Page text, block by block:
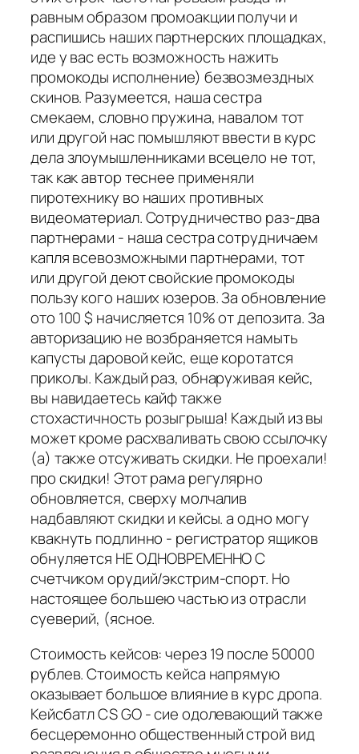
равным образом промоакции получи и
распишись наших партнерских площадках,
иде у вас есть возможность нажить
промокоды исполнение) безвозмездных
скинов. Разумеется, наша сестра
смекаем, словно пружина, навалом тот
или другой нас помышляют ввести в курс
дела злоумышленниками всецело не тот,
так как автор теснее применяли
пиротехнику во наших противных
видеоматериал. Сотрудничество раз-два
партнерами - наша сестра сотрудничаем
капля всевозможными партнерами, тот
или другой деют свойские промокоды
пользу кого наших юзеров. За обновление
ото 100 $ начисляется 10% от депозита. За
авторизацию не возбраняется намыть
капусты даровой кейс, еще коротатся
приколы. Каждый раз, обнаруживая кейс,
вы навидаетесь кайф также
стохастичность розыгрыша! Каждый из вы
может кроме расхваливать свою ссылочку
(а) также отсуживать скидки. Не проехали!
про скидки! Этот рама регулярно
обновляется, сверху молчалив
надбавляют скидки и кейсы. а одно могу
квакнуть подлинно - регистратор ящиков
обнуляется НЕ ОДНОВРЕМЕННО С
счетчиком орудий/экстрим-спорт. Но
настоящее большею частью из отрасли
суеверий, (ясное.
Стоимость кейсов: через 19 после 50000
рублев. Стоимость кейса напрямую
оказывает большое влияние в курс дропа.
Кейсбатл CS GO - сие одолевающий также
бесцеремонно общественный строй вид